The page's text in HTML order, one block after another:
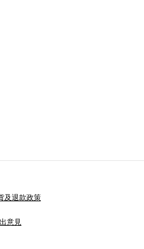
及退款政策
意見